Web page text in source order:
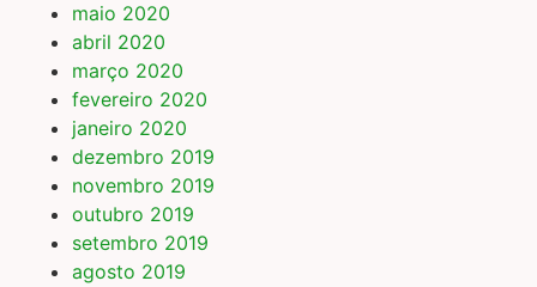
maio 2020
abril 2020
março 2020
fevereiro 2020
janeiro 2020
dezembro 2019
novembro 2019
outubro 2019
setembro 2019
agosto 2019